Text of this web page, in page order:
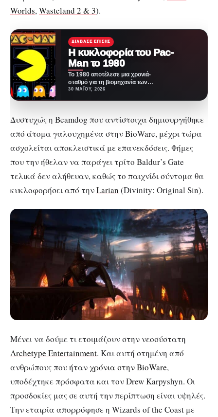
Worlds,Wasteland 2 & 3).
ΔΙΆΒΑΣΕ ΕΠΊΣΗΣ
Η κυκλοφορία του Pac-
Man το 1980
Το 1980 αποτέλεσε μια χρονιά-
σταθμό για τη βιομηχανία των
βιντεοπαιχνιδιών, καθώς τότε
30 ΜΑΪ́ΟΥ, 2026
Δυστυχώς η Beamdog που αντίστοιχα δημιουργήθηκε
από άτομα γαλουχημένα στην BioWare, μέχρι τώρα
ασχολείται αποκλειστικά με επανεκδόσεις. Φήμες
που την ήθελαν να παράγει τρίτο Baldur’s Gate
τελικά δεν αλήθευαν, καθώς το παιχνίδι σύντομα θα
κυκλοφορήσει από τηνLarian (Divinity: Original Sin).
Μένει να δούμε τι ετοιμάζουν στην νεοσύστατη
Archetype Entertainment. Και αυτή στημένη από
ανθρώπους που ήτανχρόνια στην BioWare,
υποδέχτηκε πρόσφατα και τον Drew Karpyshyn. Οι
προσδοκίες μας σε αυτή την περίπτωση είναι υψηλές.
Την εταιρία απορρόφησε η Wizards of the Coast με